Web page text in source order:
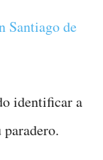
Santiago de
identificar a